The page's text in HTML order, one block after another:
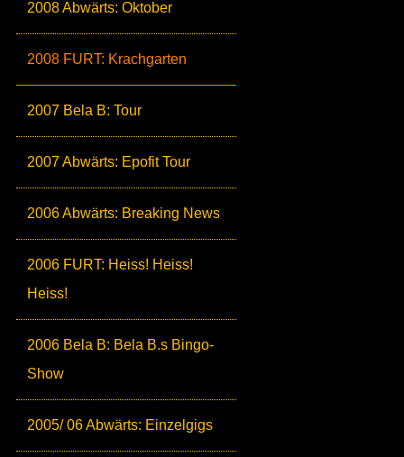
2008 Abwärts: Oktober
2008 FURT: Krachgarten
2007 Bela B: Tour
2007 Abwärts: Epofit Tour
2006 Abwärts: Breaking News
2006 FURT: Heiss! Heiss!
Heiss!
2006 Bela B: Bela B.s Bingo-
Show
2005/ 06 Abwärts: Einzelgigs